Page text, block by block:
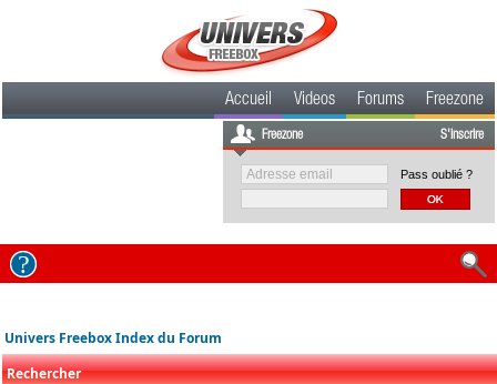
Accueil Videos Forums Freezone
Freezone S'inscrire
Pass oublié ?
Univers Freebox Index du Forum
Rechercher